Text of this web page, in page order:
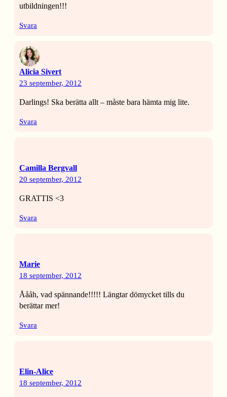
utbildningen!!!
Svara
Alicia Sivert
23 september, 2012
Darlings! Ska berätta allt – måste bara hämta mig lite.
Svara
Camilla Bergvall
20 september, 2012
GRATTIS <3
Svara
Marie
18 september, 2012
Åååh, vad spännande!!!!! Längtar dömycket tills du
berättar mer!
Svara
Elin-Alice
18 september, 2012